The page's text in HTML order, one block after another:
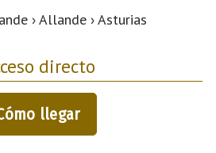
› Allande › Asturias
directo
llegar